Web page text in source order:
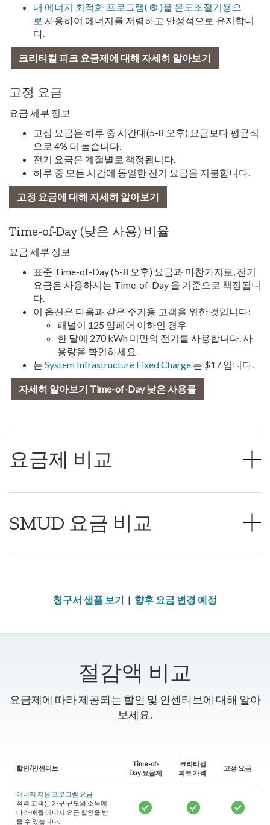
내 에너지 최적화 프로그램( ® )을 온도조절기용으
로 사용하여 에너지를 저렴하고 안정적으로 유지합니
다.
크리티컬 피크 요금제에 대해 자세히 알아보기
고정 요금
요금 세부 정보
고정 요금은 하루 중 시간대(5-8 오후) 요금보다 평균적
으로 4% 더 높습니다.
전기 요금은 계절별로 책정됩니다.
하루 중 모든 시간에 동일한 전기 요금을 지불합니다.
고정 요금에 대해 자세히 알아보기
Time-of-Day (낮은 사용) 비율
요금 세부 정보
표준 Time-of-Day (5-8 오후) 요금과 마찬가지로, 전기
요금은 사용하시는 Time-of-Day 을 기준으로 책정됩니
다.
이 옵션은 다음과 같은 주거용 고객을 위한 것입니다:
패널이 125 암페어 이하인 경우
한 달에 270 kWh 미만의 전기를 사용합니다. 사
용량을 확인하세요.
는 System Infrastructure Fixed Charge 는 $17 입니다.
자세히 알아보기 Time-of-Day 낮은 사용률
요금제 비교
SMUD 요금 비교
청구서 샘플 보기 | 향후 요금 변경 예정
절감액 비교
요금제에 따라 제공되는 할인 및 인센티브에 대해 알아
보세요.
할인/인센티브
Time-of-
Day 요금제
크리티컬
피크 가격
고정 요금
에너지 지원 프로그램 요금
적격 고객은 가구 규모와 소득에
따라 매월 에너지 요금 할인을 받
을 수 있습니다.